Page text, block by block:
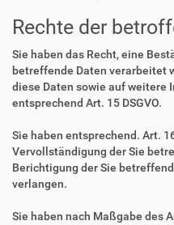
Rechte der
Sie haben das Recht, eine
betreffende Daten verarbeitet
diese Daten sowie auf weitere
entsprechend Art. 15 DSGVO.
Sie haben entsprechend. Art.
Vervollständigung der Sie
Berichtigung der Sie
verlangen.
Sie haben nach Maßgabe des